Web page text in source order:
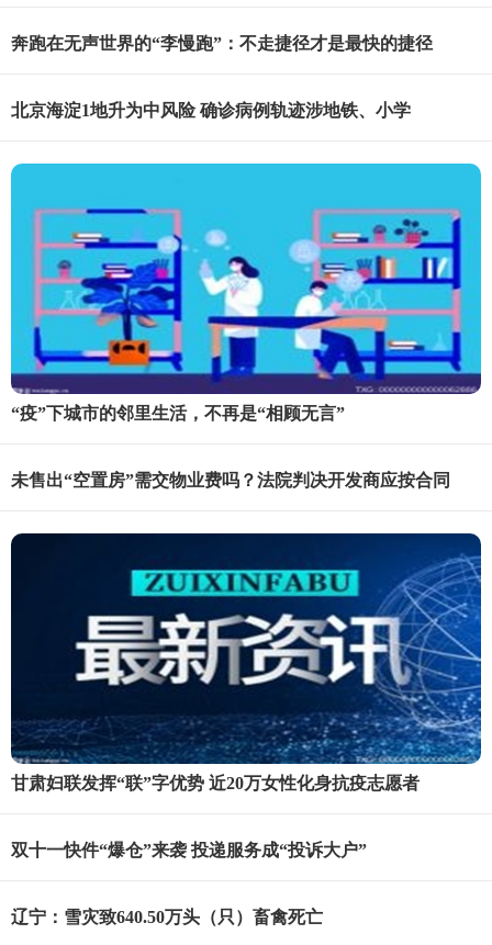
奔跑在无声世界的“李慢跑”：不走捷径才是最快的捷径
北京海淀1地升为中风险 确诊病例轨迹涉地铁、小学
“疫”下城市的邻里生活，不再是“相顾无言”
未售出“空置房”需交物业费吗？法院判决开发商应按合同
甘肃妇联发挥“联”字优势 近20万女性化身抗疫志愿者
双十一快件“爆仓”来袭 投递服务成“投诉大户”
辽宁：雪灾致640.50万头（只）畜禽死亡